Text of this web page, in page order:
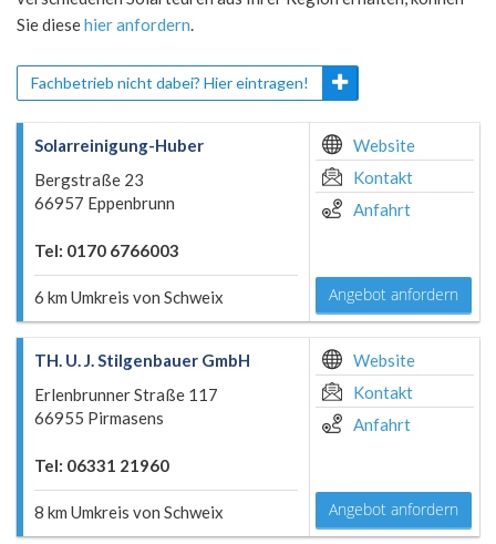
Sie diesehier anfordern.
Fachbetrieb nicht dabei? Hier eintragen!
Solarreinigung-Huber
Bergstraße 23
66957 Eppenbrunn
Tel: 0170 6766003
6 km Umkreis von Schweix
Website
Kontakt
Anfahrt
Angebot anfordern
TH. U. J. Stilgenbauer GmbH
Erlenbrunner Straße 117
66955 Pirmasens
Tel: 06331 21960
8 km Umkreis von Schweix
Website
Kontakt
Anfahrt
Angebot anfordern